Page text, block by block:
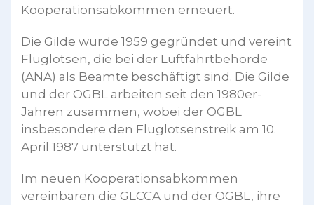
Kooperationsabkommen erneuert.
Die Gilde wurde 1959 gegründet und vereint
Fluglotsen, die bei der Luftfahrtbehörde
(ANA) als Beamte beschäftigt sind. Die Gilde
und der OGBL arbeiten seit den 1980er-
Jahren zusammen, wobei der OGBL
insbesondere den Fluglotsenstreik am 10.
April 1987 unterstützt hat.
Im neuen Kooperationsabkommen
vereinbaren die GLCCA und der OGBL, ihre